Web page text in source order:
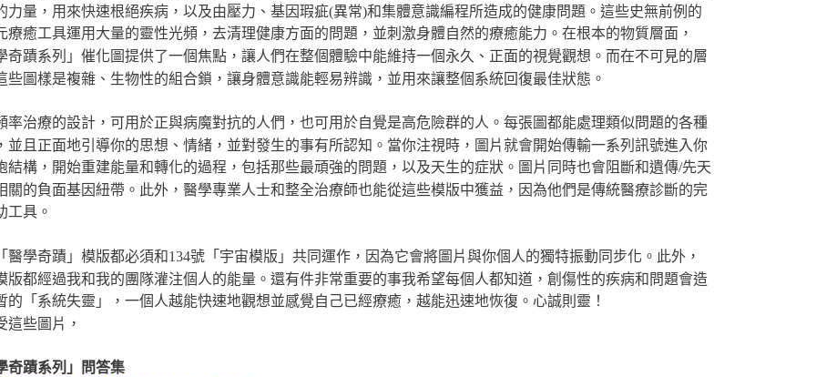
力量，用來快速根絕疾病，以及由壓力、基因瑕疵(異常)和集體意識編程所造成的健康問題。這些史無前例的
療癒工具運用大量的靈性光頻，去清理健康方面的問題，並刺激身體自然的療癒能力。在根本的物質層面，
奇蹟系列」催化圖提供了一個焦點，讓人們在整個體驗中能維持一個永久、正面的視覺觀想。而在不可見的層
些圖樣是複雜、生物性的組合鎖，讓身體意識能輕易辨識，並用來讓整個系統回復最佳狀態。
率治療的設計，可用於正與病魔對抗的人們，也可用於自覺是高危險群的人。每張圖都能處理類似問題的各種
並且正面地引導你的思想、情緒，並對發生的事有所認知。當你注視時，圖片就會開始傳輸一系列訊號進入你
結構，開始重建能量和轉化的過程，包括那些最頑強的問題，以及天生的症狀。圖片同時也會阻斷和遺傳/先天
關的負面基因紐帶。此外，醫學專業人士和整全治療師也能從這些模版中獲益，因為他們是傳統醫療診斷的完
工具。
醫學奇蹟」模版都必須和134號「宇宙模版」共同運作，因為它會將圖片與你個人的獨特振動同步化。此外，
版都經過我和我的團隊灌注個人的能量。還有件非常重要的事我希望每個人都知道，創傷性的疾病和問題會造
的「系統失靈」，一個人越能快速地觀想並感覺自己已經療癒，越能迅速地恢復。心誠則靈！
這些圖片，
奇蹟系列」問答集